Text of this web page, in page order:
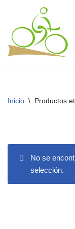
Saltar
al
contenido
Inicio \ Productos
No se
selección.